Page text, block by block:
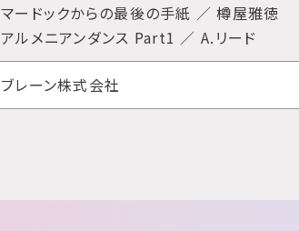
マードックからの最後の手紙 ／ 樽屋雅徳
アルメニアンダンス Part1 ／ A.リード
ブレーン株式会社